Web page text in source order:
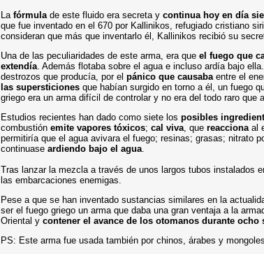
Lafórmulade este fluido era secreta ycontinua hoy en día
que fue inventado en el 670 por Kallinikos, refugiado cristiano
consideran que más que inventarlo él, Kallinikos recibió su
Una de las peculiaridades de este arma, era queel fuego que
extendía. Además flotaba sobre el agua e incluso ardía bajo
destrozos que producía, por elpánico que causabaentre el
las supersticiones que habían surgido en torno a él, un fuego
griego era un arma difícil de controlar y no era del todo raro que
Estudios recientes han dado como siete losposibles
combustión emite vapores tóxicos;cal viva, quereaccionaal
permitiría que el agua avivara el fuego; resinas; grasas; nitrato
continuaseardiendo bajo el agua.
Tras lanzar la mezclaa través de unos largos tubos instalados
las embarcaciones enemigas.
Pese a que se han inventado sustancias similares en la
ser el fuego griego un arma que daba una gran ventaja a la
Oriental ycontener el avance de los otomanos durante ocho
PS: Este arma fue usada también por chinos, árabes y